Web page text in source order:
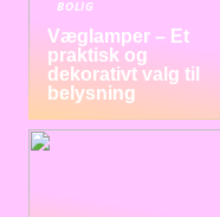
BOLIG
Væglamper – Et
praktisk og
dekorativt valg til
belysning